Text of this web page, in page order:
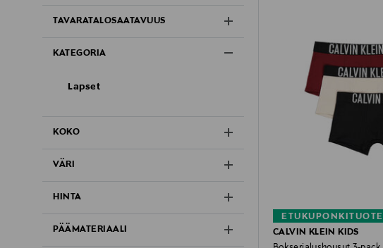
TAVARATALOSAATAVUUS
KATEGORIA
Lapset
KOKO
VÄRI
HINTA
PÄÄMATERIAALI
ETUKUPONKITUOTE
CALVIN KLEIN KIDS